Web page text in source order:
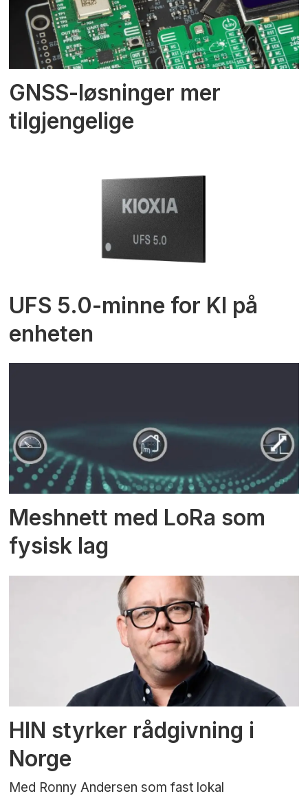
GNSS-løsninger mer
tilgjengelige
UFS 5.0-minne for KI på
enheten
Meshnett med LoRa som
fysisk lag
HIN styrker rådgivning i
Norge
Med Ronny Andersen som fast lokal